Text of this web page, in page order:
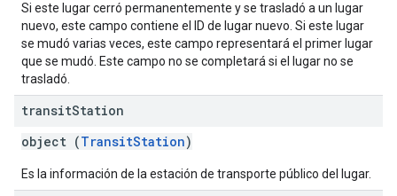
Si este lugar cerró permanentemente y se trasladó a un lugar
nuevo, este campo contiene el ID de lugar nuevo. Si este lugar
se mudó varias veces, este campo representará el primer lugar
que se mudó. Este campo no se completará si el lugar no se
trasladó.
transitStation
object (TransitStation)
Es la información de la estación de transporte público del lugar.